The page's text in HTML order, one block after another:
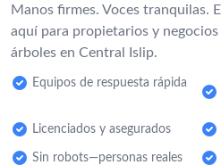
Manos firmes. Voces tranquilas.
aquí para propietarios y
árboles en Central Islip.
Equipos de respuesta rápida
Licenciados y asegurados
Sin robots—personas reales